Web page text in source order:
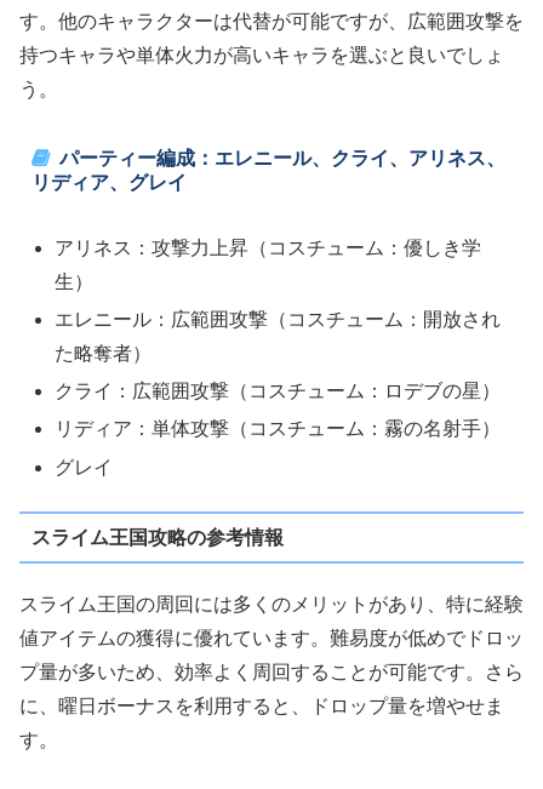
す。他のキャラクターは代替が可能ですが、広範囲攻撃を
持つキャラや単体火力が高いキャラを選ぶと良いでしょ
う。
パーティー編成：エレニール、クライ、アリネス、
リディア、グレイ
アリネス：攻撃力上昇（コスチューム：優しき学
生）
エレニール：広範囲攻撃（コスチューム：開放され
た略奪者）
クライ：広範囲攻撃（コスチューム：ロデブの星）
リディア：単体攻撃（コスチューム：霧の名射手）
グレイ
スライム王国攻略の参考情報
スライム王国の周回には多くのメリットがあり、特に経験
値アイテムの獲得に優れています。難易度が低めでドロッ
プ量が多いため、効率よく周回することが可能です。さら
に、曜日ボーナスを利用すると、ドロップ量を増やせま
す。